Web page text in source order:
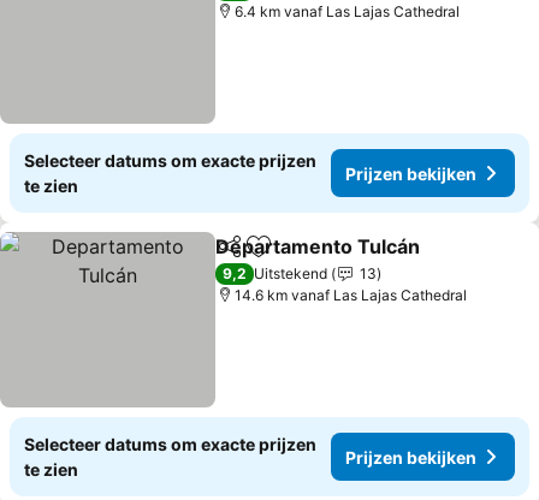
6.4 km vanaf Las Lajas Cathedral
Selecteer datums om exacte prijzen
te zien
Prijzen bekijken
DelenToevoegen aan favorieten
Departamento Tulcán
9,2 Uitstekend
13
14.6 km vanaf Las Lajas Cathedral
Selecteer datums om exacte prijzen
te zien
Prijzen bekijken